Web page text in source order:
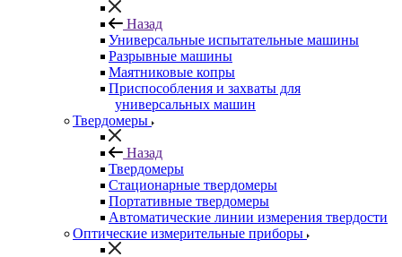
Назад
Универсальные испытательные машины
Разрывные машины
Маятниковые копры
Приспособления и захваты для
универсальных машин
Твердомеры
Назад
Твердомеры
Стационарные твердомеры
Портативные твердомеры
Автоматические линии измерения твердости
Оптические измерительные приборы